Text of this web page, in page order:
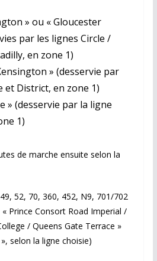
» ou « Gloucester
par les lignes Circle /
en zone 1)
» (desservie par
et District, en zone 1)
» (desservie par la ligne
1)
de marche ensuite selon la
52, 70, 360, 452, N9, 701/702
Prince Consort Road Imperial /
/ Queens Gate Terrace »
selon la ligne choisie)